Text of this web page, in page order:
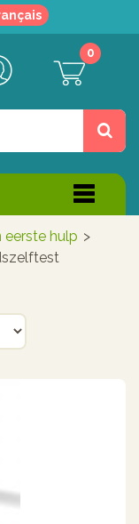
0
eerste hulp >